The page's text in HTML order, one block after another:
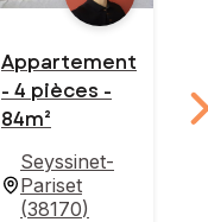
Appartement
- 4 pièces -
84m²
Seyssinet-
Pariset
(38170)